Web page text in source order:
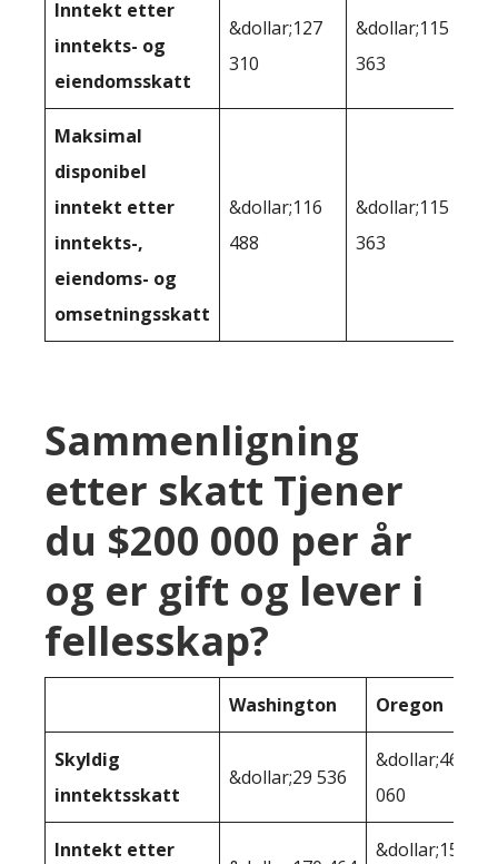
Inntekt etter
inntekts- og
eiendomsskatt
&dollar;127
310
&dollar;115
363
Maksimal
disponibel
inntekt etter
inntekts-,
eiendoms- og
omsetningsskatt
&dollar;116
488
&dollar;115
363
Sammenligning
etter skatt Tjener
du $200 000 per år
og er gift og lever i
fellesskap?
Washington Oregon
Skyldig
inntektsskatt
&dollar;29 536
&dollar;46
060
Inntekt etter &dollar;153